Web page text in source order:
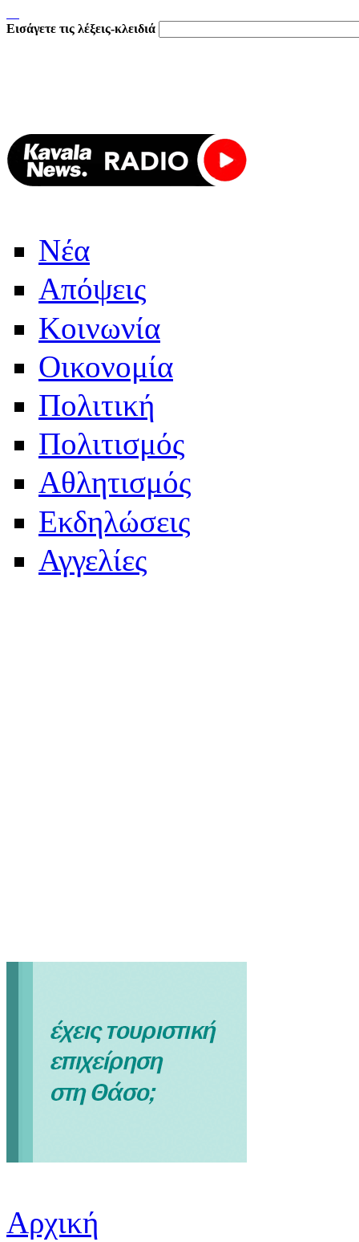
Εισάγετε τις λέξεις-κλειδιά
Νέα
Απόψεις
Κοινωνία
Οικονομία
Πολιτική
Πολιτισμός
Αθλητισμός
Εκδηλώσεις
Αγγελίες
Είστε εδώ
Αρχική